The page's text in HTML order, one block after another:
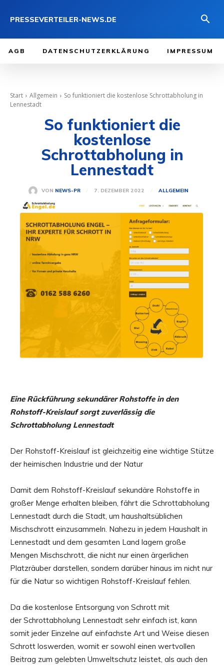
PRESSEVERTEILER-NEWS.DE
AGB DATENSCHUTZERKLÄRUNG IMPRESSUM
Start Allgemein
So funktioniert die kostenlose Schrottabholung in
Lennestadt
So funktioniert die
kostenlose
Schrottabholung in
Lennestadt
VON NEWS-PR 7. DEZEMBER 2022 ALLGEMEIN
Eine Rückführung sekundärer Rohstoffe in den
Rohstoff-Kreislauf sorgt zuverlässig die
Schrottabholung Lennestadt
Der Rohstoff-Kreislauf ist gleichzeitig eine wichtige Stütze
der heimischen Industrie und der Natur
Damit dem Rohstoff-Kreislauf sekundäre Rohstoffe in
großer Menge erhalten bleiben, fährt die Schrottabholung
Lennestadt durch die Stadt, um haushaltsüblichen
Mischschrott einzusammeln. Nahezu in jedem Haushalt in
Lennestadt und dem gesamten Land lagern große
Mengen Mischschrott, die nicht nur einen ärgerlichen
Platzräuber darstellen, sondern darüber hinaus im nicht nur
für die Natur so wichtigen Rohstoff-Kreislauf fehlen.
Da die kostenlose Entsorgung von Schrott mit
der Schrottabholung Lennestadt sehr einfach ist, kann
somit jeder Einzelne auf einfachste Art und Weise diesen
Schrott loswerden, womit er sowohl einen wertvollen
Beitrag zum gelebten Umweltschutz leistet, als auch den